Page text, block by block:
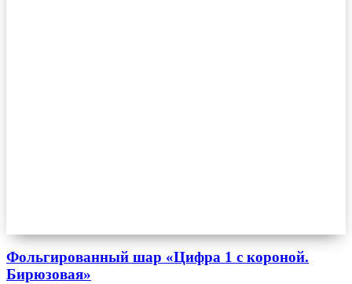
Фольгированный шар «Цифра 1 с короной.
Бирюзовая»